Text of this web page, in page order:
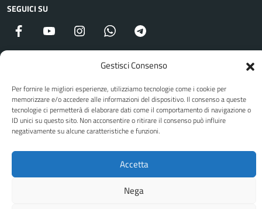
Gestisci Consenso
Per fornire le migliori esperienze, utilizziamo tecnologie come i cookie per
memorizzare e/o accedere alle informazioni del dispositivo. Il consenso a queste
tecnologie ci permetterà di elaborare dati come il comportamento di navigazione o
ID unici su questo sito. Non acconsentire o ritirare il consenso può influire
negativamente su alcune caratteristiche e funzioni.
Accetta
Nega
SEGUICI SU
Facebook YouTube Instagram WhatsApp
Piano di miglioramento del sito
Sito web a cura di Yes I Code